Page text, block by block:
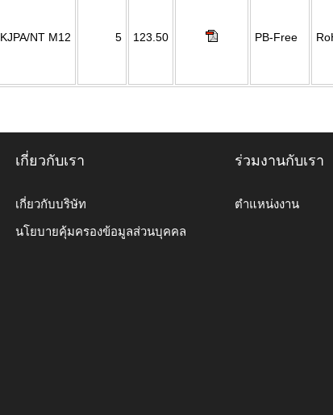
KJPA/NT M12 5 123.50 PB-Free
เกี่ยวกับเรา
เกี่ยวกับบริษัท
นโยบายคุ้มครองข้อมูลส่วนบุคคล
ร่วมงานกับเรา
ตำแหน่งงาน